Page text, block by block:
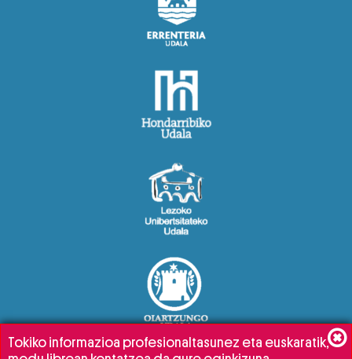
Tokiko informazioa profesionaltasunez eta euskaratik,